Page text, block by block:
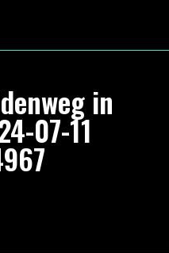
in
07-11